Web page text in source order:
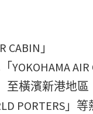
」
至橫濱新港地
PORTERS